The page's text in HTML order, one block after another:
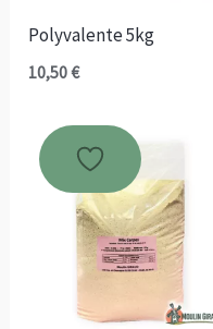
Polyvalente 5kg
10,50€